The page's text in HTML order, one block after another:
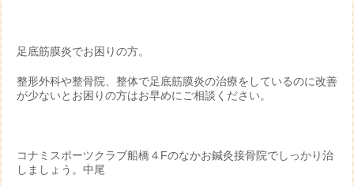
足底筋膜炎でお困りの方。
整形外科や整骨院、整体で足底筋膜炎の治療をしているのに改善
が少ないとお困りの方はお早めにご相談ください。
コナミスポーツクラブ船橋４Fのなかお鍼灸接骨院でしっかり治
しましょう。中尾